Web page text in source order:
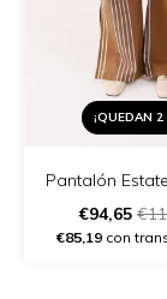
¡QUEDAN
Pantalón
€94,65
€85,19 con